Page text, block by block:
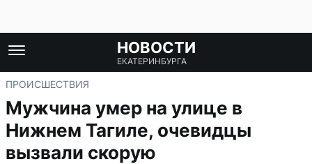
НОВОСТИ
ЕКАТЕРИНБУРГА
ПРОИСШЕСТВИЯ
Мужчина умер на улице в
Нижнем Тагиле, очевидцы
вызвали скорую